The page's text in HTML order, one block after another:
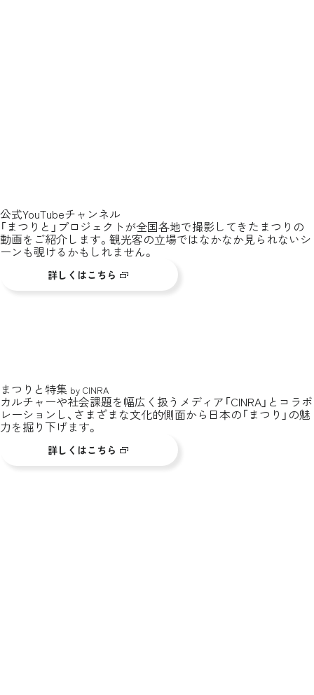
公式YouTubeチャンネル
「まつりと」プロジェクトが全国各地で撮影してきたまつりの
動画をご紹介します。観光客の立場ではなかなか見られないシ
ーンも覗けるかもしれません。
詳しくはこちら
まつりと特集 by CINRA
カルチャーや社会課題を幅広く扱うメディア「CINRA」とコラボ
レーションし、さまざまな文化的側面から日本の「まつり」の魅
力を掘り下げます。
詳しくはこちら